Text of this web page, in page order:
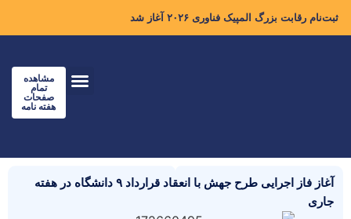
ثبت‌نام رقابت بزرگ المپیک فناوری ۲۰۲۶ آغاز شد
مشاهده
تمام
صفحات
هفته نامه
آغاز فاز اجرایی طرح جهش با انعقاد قرارداد ۹ دانشگاه در هفته
جاری